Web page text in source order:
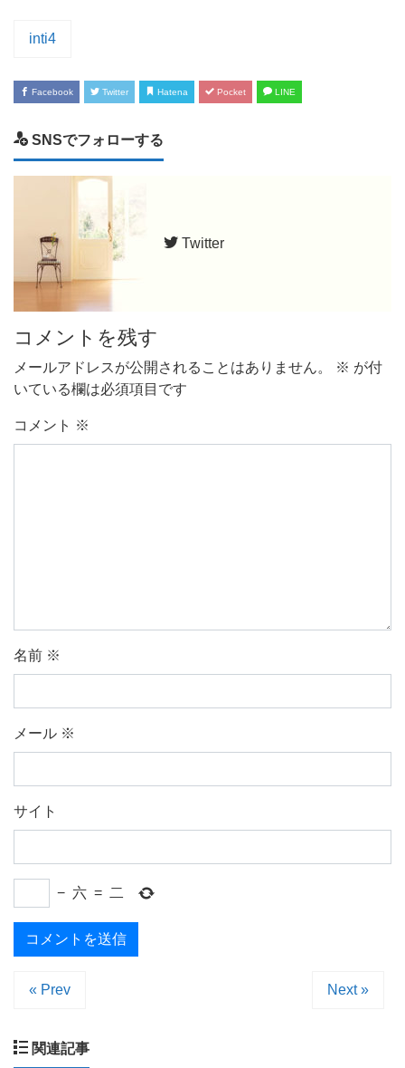
inti4
Facebook Twitter Hatena Pocket LINE
SNSでフォローする
Twitter
コメントを残す
メールアドレスが公開されることはありません。 ※ が付
いている欄は必須項目です
コメント ※
名前 ※
メール ※
サイト
− 六 = 二
« Prev Next »
関連記事